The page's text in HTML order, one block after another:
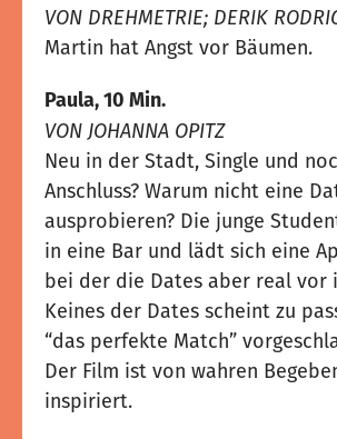
VON DREHMETRIE; DERIK
Martin hat Angst vor Bäumen.
Paula, 10 Min.
VON JOHANNA OPITZ
Neu in der Stadt, Single und
Anschluss? Warum nicht eine
ausprobieren? Die junge
in eine Bar und lädt sich eine
bei der die Dates aber real vor
Keines der Dates scheint zu
“das perfekte Match”
Der Film ist von wahren
inspiriert.